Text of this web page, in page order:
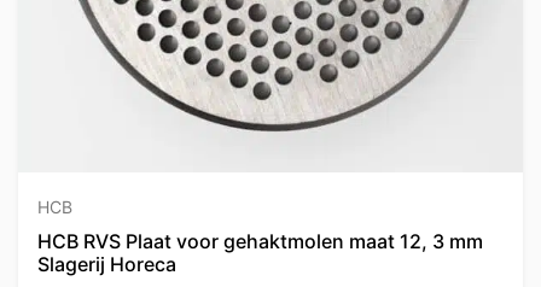
HCB
HCB RVS Plaat voor gehaktmolen maat 12, 3 mm
Slagerij Horeca